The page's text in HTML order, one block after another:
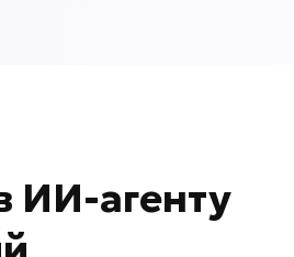
ИИ-агенту